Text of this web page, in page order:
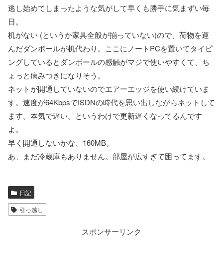
逃し始めてしまったような気がして早くも勝手に気まずい毎
日。
机がない (というか家具全般が揃っていない)ので、荷物を運
んだダンボールが机代わり。ここにノートPCを置いてタイピ
ングしているとダンボールの感触がマジで使いやすくて、ち
ょっと病みつきになりそう。
ネットが開通していないのでエアーエッジを使い続けていま
す。速度が64KbpsでISDNの時代を思い出しながらネットして
ます。本気で遅い。というわけで更新遅くなってるんです
よ。
早く開通しないかな、160MB。
あ、まだ冷蔵庫もありません。部屋が広すぎて困ってます。
日記
引っ越し
スポンサーリンク